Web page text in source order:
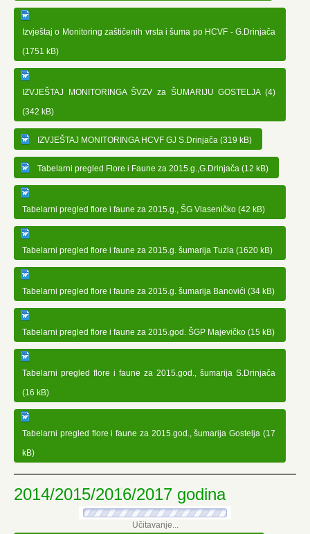
Izvještaj o Monitoring zaštičenih vrsta i šuma po HCVF - G.Drinjača
(1751 kB)
IZVJEŠTAJ MONITORINGA ŠVZV za ŠUMARIJU GOSTELJA (4)
(342 kB)
IZVJEŠTAJ MONITORINGA HCVF GJ S.Drinjača (319 kB)
Tabelarni pregled Flore i Faune za 2015.g.,G.Drinjača (12 kB)
Tabelarni pregled flore i faune za 2015.g., ŠG Vlaseničko (42 kB)
Tabelarni pregled flore i faune za 2015.g. šumarija Tuzla (1620 kB)
Tabelarni pregled flore i faune za 2015.g. šumarija Banovići (34 kB)
Tabelarni pregled flore i faune za 2015.god. ŠGP Majevičko (15 kB)
Tabelarni pregled flore i faune za 2015.god., šumarija S.Drinjača
(16 kB)
Tabelarni pregled flore i faune za 2015.god., šumarija Gostelja (17
kB)
2014/2015/2016/2017 godina
Učitavanje...